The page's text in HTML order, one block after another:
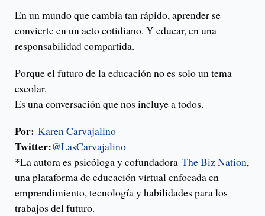
En un mundo que cambia tan rápido, aprender se
convierte en un acto cotidiano. Y educar, en una
responsabilidad compartida.
Porque el futuro de la educación no es solo un tema
escolar.
Es una conversación que nos incluye a todos.
Por: Karen Carvajalino
Twitter:@LasCarvajalino
*La autora es psicóloga y cofundadora The Biz Nation,
una plataforma de educación virtual enfocada en
emprendimiento, tecnología y habilidades para los
trabajos del futuro.